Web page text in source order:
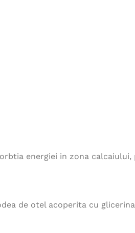
energiei in zona
de otel acoperita cu